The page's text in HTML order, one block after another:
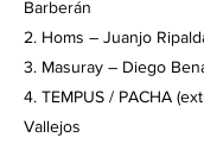
Barberán
2. Homs – Juanjo
3. Masuray – Diego
4. TEMPUS / PACHA
Vallejos